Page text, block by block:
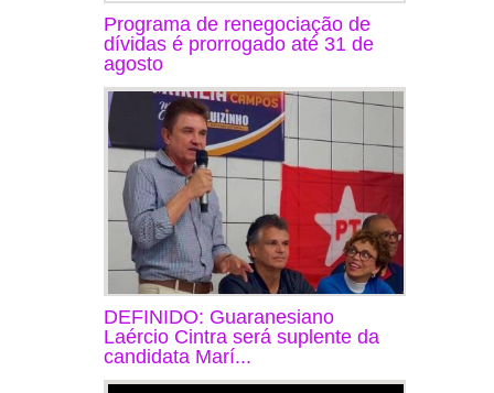
Programa de renegociação de
dívidas é prorrogado até 31 de
agosto
DEFINIDO: Guaranesiano
Laércio Cintra será suplente da
candidata Marí...